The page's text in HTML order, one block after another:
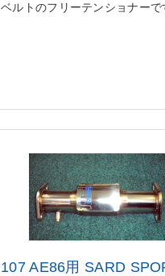
ベルトのフリーテンショナーで
107 AE86用 SARD